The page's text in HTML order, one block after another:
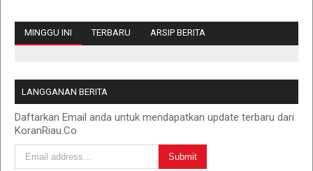
MINGGU INI TERBARU ARSIP BERITA
LANGGANAN BERITA
Daftarkan Email anda untuk mendapatkan update terbaru dari
KoranRiau.Co